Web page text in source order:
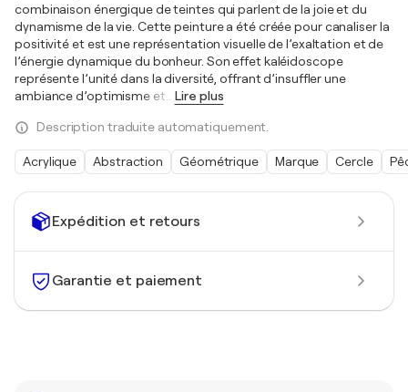
Expédition et retours
Garantie et paiement
combinaison énergique de teintes qui parlent de la joie et du
dynamisme de la vie. Cette peinture a été créée pour canaliser la
positivité et est une représentation visuelle de l’exaltation et de
l’énergie dynamique du bonheur. Son effet kaléidoscope
représente l’unité dans la diversité, offrant d’insuffler une
ambiance d’optimisme et
Lire plus
Description traduite automatiquement.
Acrylique Abstraction Géométrique Marque Cercle